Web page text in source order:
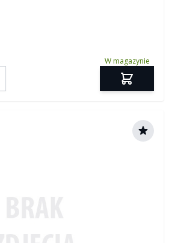
/ RR Sport od 2014 / RR
W magazynie